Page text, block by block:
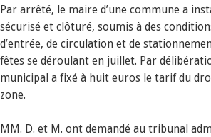
Par arrêté, le maire d’une commune a
sécurisé et clôturé, soumis à des
d’entrée, de circulation et de
fêtes se déroulant en juillet. Par
municipal a fixé à huit euros le tarif du
zone.
MM. D. et M. ont demandé au tribunal